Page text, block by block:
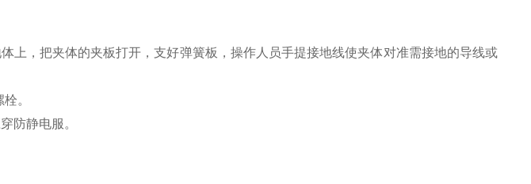
上，把夹体的夹板打开，支好弹簧板，操作人员手提接地线使夹体对准需接地的导线或
。
防静电服。